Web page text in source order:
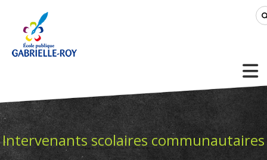
Intervenants scolaires communautaires